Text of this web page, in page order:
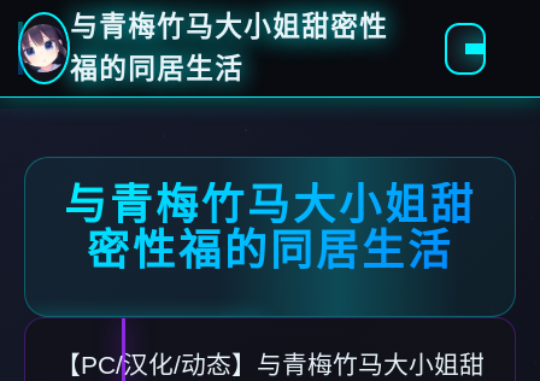
与青梅竹马大小姐甜密性
福的同居生活
与青梅竹马大小姐甜
密性福的同居生活
【PC/汉化/动态】与青梅竹马大小姐甜